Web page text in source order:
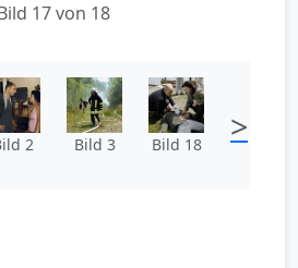
17 von 18
2 Bild 3 Bild 18 >